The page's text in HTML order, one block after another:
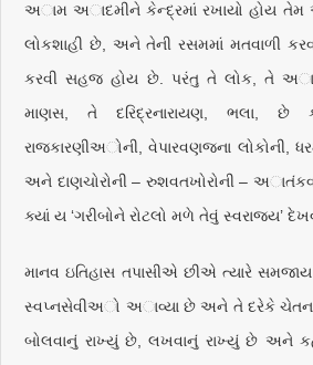
અામ અાદમીને કેન્દ્રમાં રખાયો હોય તેમ
લોકશાહી છે, અને તેની રસમમાં મતવાળી
કરવી સહજ હોય છે. પરંતુ તે લોક, તે
માણસ, તે દરિદ્રનારાયણ, ભલા, છે
રાજકારણીઅોની, વેપારવણજના લોકોની,
અને દાણચોરોની – રુશવતખોરોની –
ક્યાં ય ‘ગરીબોને રોટલો મળે તેવું સ્વરાજય’
માનવ ઇતિહાસ તપાસીએ છીએ ત્યારે
સ્વપ્નસેવીઅો અાવ્યા છે અને તે દરેકે
બોલવાનું રાખ્યું છે, લખવાનું રાખ્યું છે અને